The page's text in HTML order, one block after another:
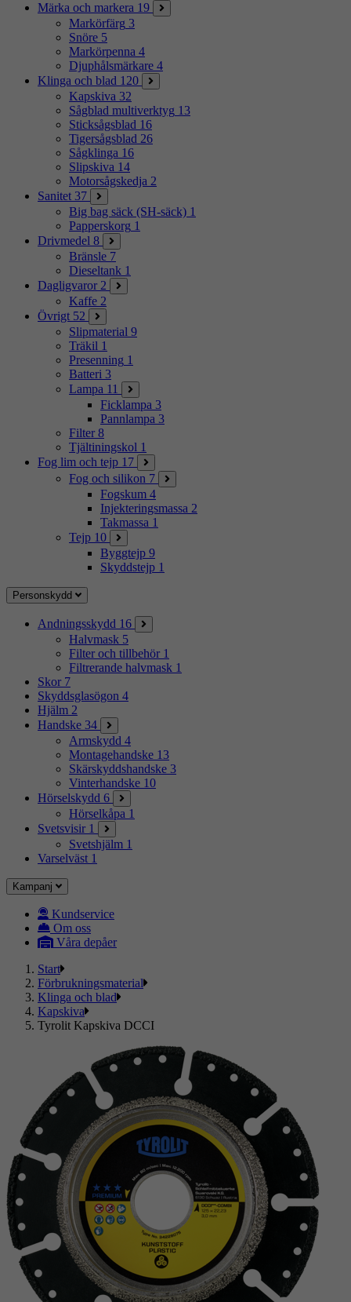
Märka och markera 19
Markörfärg 3
Snöre 5
Markörpenna 4
Djuphålsmärkare 4
Klinga och blad 120
Kapskiva 32
Sågblad multiverktyg 13
Sticksågsblad 16
Tigersågsblad 26
Sågklinga 16
Slipskiva 14
Motorsågskedja 2
Sanitet 37
Big bag säck (SH-säck) 1
Papperskorg 1
Drivmedel 8
Bränsle 7
Dieseltank 1
Dagligvaror 2
Kaffe 2
Övrigt 52
Slipmaterial 9
Träkil 1
Presenning 1
Batteri 3
Lampa 11
Ficklampa 3
Pannlampa 3
Filter 8
Tjältiningskol 1
Fog lim och tejp 17
Fog och silikon 7
Fogskum 4
Injekteringsmassa 2
Takmassa 1
Tejp 10
Byggtejp 9
Skyddstejp 1
Personskydd
Andningsskydd 16
Halvmask 5
Filter och tillbehör 1
Filtrerande halvmask 1
Skor 7
Skyddsglasögon 4
Hjälm 2
Handske 34
Armskydd 4
Montagehandske 13
Skärskyddshandske 3
Vinterhandske 10
Hörselskydd 6
Hörselkåpa 1
Svetsvisir 1
Svetshjälm 1
Varselväst 1
Kampanj
Kundservice
Om oss
Våra depåer
Start
Förbrukningsmaterial
Klinga och blad
Kapskiva
Tyrolit Kapskiva DCCI